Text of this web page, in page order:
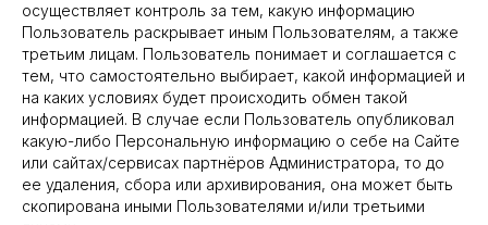
осуществляет контроль за тем, какую информацию
Пользователь раскрывает иным Пользователям, а также
третьим лицам. Пользователь понимает и соглашается с
тем, что самостоятельно выбирает, какой информацией и
на каких условиях будет происходить обмен такой
информацией. В случае если Пользователь опубликовал
какую-либо Персональную информацию о себе на Сайте
или сайтах/сервисах партнёров Администратора, то до
ее удаления, сбора или архивирования, она может быть
скопирована иными Пользователями и/или третьими